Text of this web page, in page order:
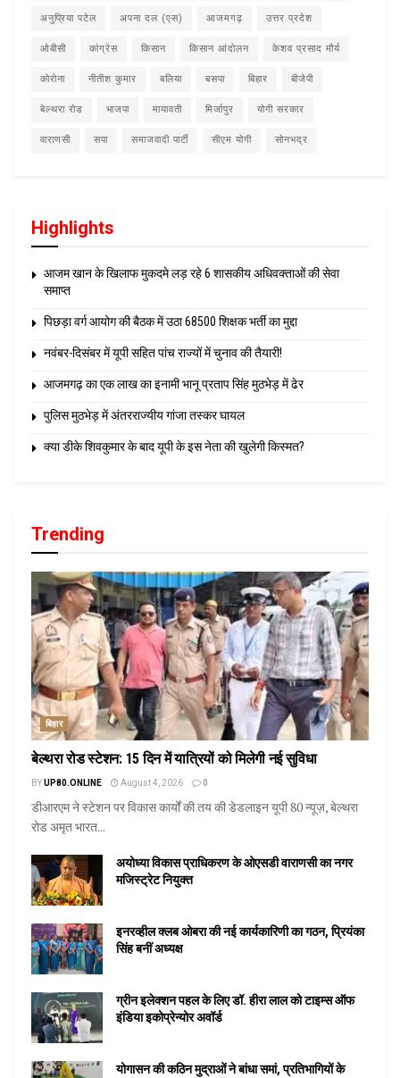
अनुप्रिया पटेल अपना दल (एस) आजमगढ़ उत्तर प्रदेश
ओबीसी कांग्रेस किसान किसान आंदोलन केशव प्रसाद मौर्य
कोरोना नीतीश कुमार बलिया बसपा बिहार बीजेपी
बेल्थरा रोड भाजपा मायावती मिर्जापुर योगी सरकार
वाराणसी सपा समाजवादी पार्टी सीएम योगी सोनभद्र
Highlights
आजम खान के खिलाफ मुकदमे लड़ रहे 6 शासकीय अधिवक्ताओं की सेवा
समाप्त
पिछड़ा वर्ग आयोग की बैठक में उठा 68500 शिक्षक भर्ती का मुद्दा
नवंबर-दिसंबर में यूपी सहित पांच राज्यों में चुनाव की तैयारी!
आजमगढ़ का एक लाख का इनामी भानू प्रताप सिंह मुठभेड़ में ढेर
पुलिस मुठभेड़ में अंतरराज्यीय गांजा तस्कर घायल
क्या डीके शिवकुमार के बाद यूपी के इस नेता की खुलेगी किस्मत?
Trending
बिहार
बेल्थरा रोड स्टेशन: 15 दिन में यात्रियों को मिलेगी नई सुविधा
BYUP80.ONLINE August 4, 2026 0
डीआरएम ने स्टेशन पर विकास कार्यों की तय की डेडलाइन यूपी 80 न्यूज़, बेल्थरा
रोड अमृत भारत...
अयोध्या विकास प्राधिकरण के ओएसडी वाराणसी का नगर
मजिस्ट्रेट नियुक्त
इनरव्हील क्लब ओबरा की नई कार्यकारिणी का गठन, प्रियंका
सिंह बनीं अध्यक्ष
ग्रीन इलेक्शन पहल के लिए डॉ. हीरा लाल को टाइम्स ऑफ
इंडिया इकोप्रेन्योर अवॉर्ड
योगासन की कठिन मुद्राओं ने बांधा समां, प्रतिभागियों के